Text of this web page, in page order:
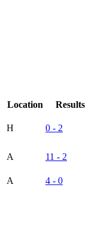
Location
Results
H 0 - 2
A
11 - 2
A 4 - 0